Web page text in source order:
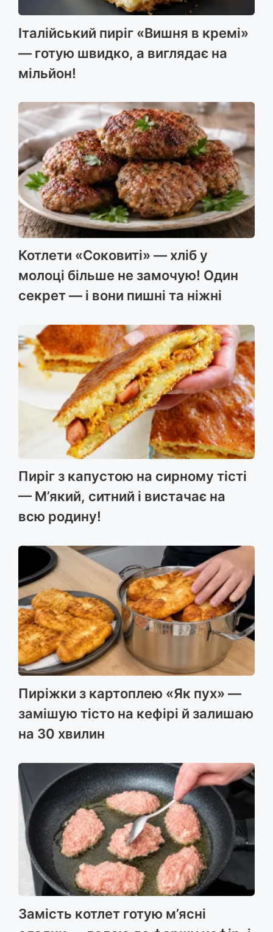
Італійський пиріг «Вишня в кремі»
— готую швидко, а виглядає на
мільйон!
Котлети «Соковиті» — хліб у
молоці більше не замочую! Один
секрет — і вони пишні та ніжні
Пиріг з капустою на сирному тісті
— М’який, ситний і вистачає на
всю родину!
Пиріжки з картоплею «Як пух» —
замішую тісто на кефірі й залишаю
на 30 хвилин
Замість котлет готую м’ясні